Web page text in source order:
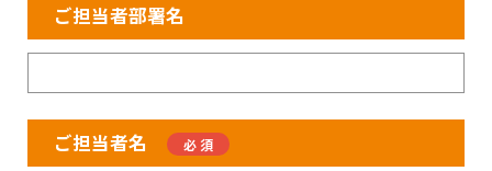
ご担当者部署名
ご担当者名